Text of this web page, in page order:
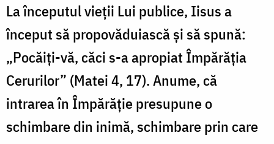
La începutul vieţii Lui publice, Iisus a
început să propovăduiască şi să spună:
„Pocăiţi-vă, căci s-a apropiat Împărăţia
Cerurilor” (Matei 4, 17). Anume, că
intrarea în Împărăţie presupune o
schimbare din inimă, schimbare prin care